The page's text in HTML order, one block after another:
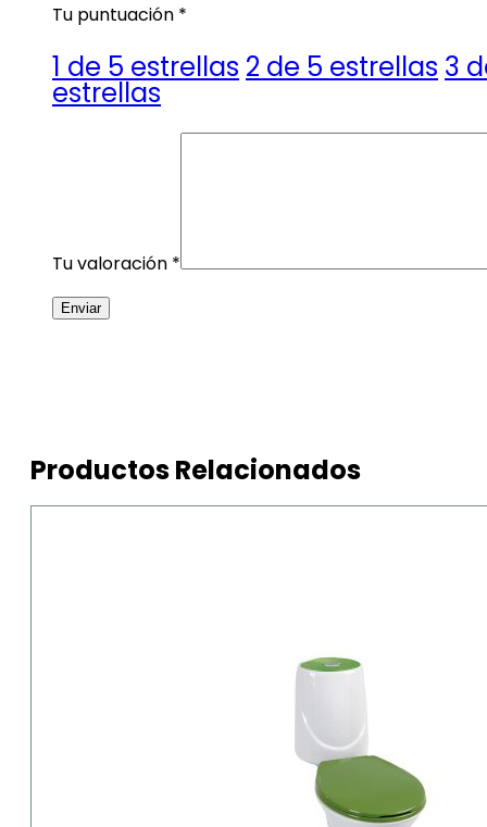
Tu puntuación *
1 de 5 estrellas 2 de 5 estrellas 3
estrellas
Tu valoración *
Productos Relacionados